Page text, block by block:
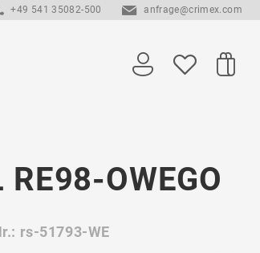
+49 541 35082-500 anfrage@crimex.com
OWEGO
rs-51793-WE